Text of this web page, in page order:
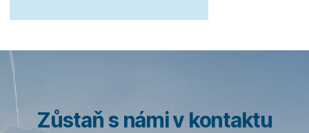
Zůstaň s námi v kontaktu